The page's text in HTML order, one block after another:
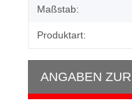
Maßstab:
Produktart:
ANGABEN